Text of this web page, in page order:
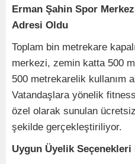
Erman Şahin Spor
Adresi Oldu
Toplam bin metrekare
merkezi, zemin katta 500
500 metrekarelik kullanım
Vatandaşlara yönelik
özel olarak sunulan
şekilde gerçekleştiriliyor.
Uygun Üyelik